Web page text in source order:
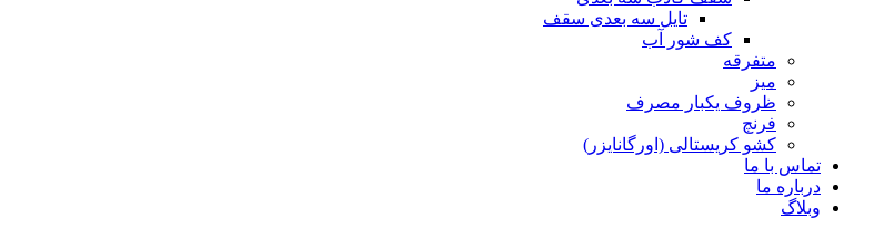
تایل سه بعدی سقف
کف شور آب
متفرقه
میز
ظروف یکبار مصرف
فرنچ
کشو کریستالی (اورگانایزر)
تماس با ما
درباره ما
وبلاگ